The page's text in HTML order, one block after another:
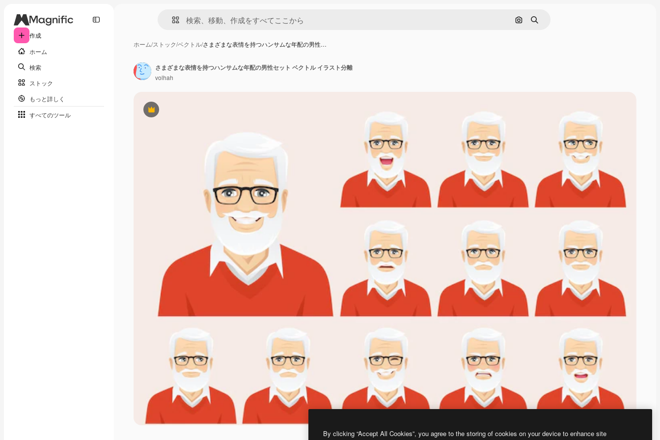
作成
ホーム
検索
ストック
もっと詳しく
すべてのツール
画像で検索
検索
ホーム/ストック/ベクトル/さまざまな表情を持つハンサムな年配の男性…
Premium
さまざまな表情を持つハンサムな年配の男性セット ベクトル イラスト分離
volhah
By clicking “Accept All Cookies”, you agree to the storing of cookies on your device to enhance site